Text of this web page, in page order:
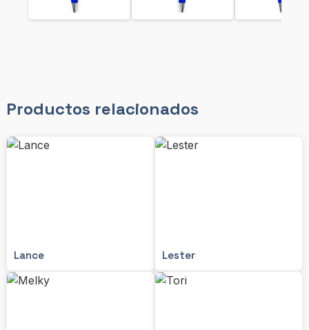
Productos relacionados
Lance Lester